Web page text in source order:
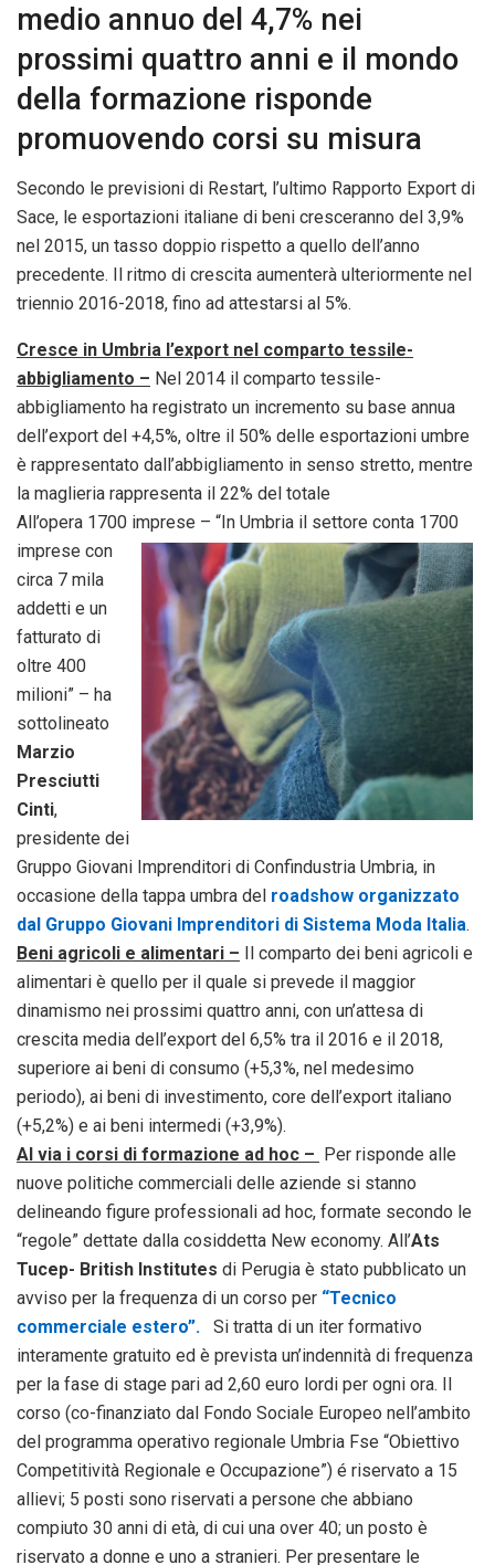
medio annuo del 4,7% nei
prossimi quattro anni e il mondo
della formazione risponde
promuovendo corsi su misura
Secondo le previsioni di Restart, l’ultimo Rapporto Export di
Sace, le esportazioni italiane di beni cresceranno del 3,9%
nel 2015, un tasso doppio rispetto a quello dell’anno
precedente. Il ritmo di crescita aumenterà ulteriormente nel
triennio 2016-2018, fino ad attestarsi al 5%.
Cresce in Umbria l’export nel comparto tessile-
abbigliamento – Nel 2014 il comparto tessile-
abbigliamento ha registrato un incremento su base annua
dell’export del +4,5%, oltre il 50% delle esportazioni umbre
è rappresentato dall’abbigliamento in senso stretto, mentre
la maglieria rappresenta il 22% del totale
All’opera 1700 imprese – “In Umbria il settore conta 1700
imprese con
circa 7 mila
addetti e un
fatturato di
oltre 400
milioni” – ha
sottolineato
Marzio
Presciutti
Cinti,
presidente dei
Gruppo Giovani Imprenditori di Confindustria Umbria, in
occasione della tappa umbra del roadshow organizzato
dal Gruppo Giovani Imprenditori di Sistema Moda Italia.
Beni agricoli e alimentari – Il comparto dei beni agricoli e
alimentari è quello per il quale si prevede il maggior
dinamismo nei prossimi quattro anni, con un’attesa di
crescita media dell’export del 6,5% tra il 2016 e il 2018,
superiore ai beni di consumo (+5,3%, nel medesimo
periodo), ai beni di investimento, core dell’export italiano
(+5,2%) e ai beni intermedi (+3,9%).
Al via i corsi di formazione ad hoc – Per risponde alle
nuove politiche commerciali delle aziende si stanno
delineando figure professionali ad hoc, formate secondo le
“regole” dettate dalla cosiddetta New economy. All’Ats
Tucep- British Institutes di Perugia è stato pubblicato un
avviso per la frequenza di un corso per “Tecnico
commerciale estero”.
Si tratta di un iter formativo
interamente gratuito ed è prevista un’indennità di frequenza
per la fase di stage pari ad 2,60 euro lordi per ogni ora. Il
corso (co-finanziato dal Fondo Sociale Europeo nell’ambito
del programma operativo regionale Umbria Fse “Obiettivo
Competitività Regionale e Occupazione”) é riservato a 15
allievi; 5 posti sono riservati a persone che abbiano
compiuto 30 anni di età, di cui una over 40; un posto è
riservato a donne e uno a stranieri. Per presentare le